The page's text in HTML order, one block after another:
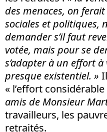
des menaces, on
sociales et politiques,
demander s’il faut
votée, mais pour se
s’adapter à un effort
presque existentiel. »
« l’effort
amis de Monsieur
travailleurs, les
retraités.